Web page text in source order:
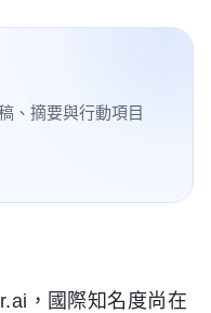
、摘要與行動項目
，國際知名度尚在